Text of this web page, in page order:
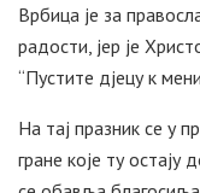
Врбица је за
радости, јер је
“Пустите дјецу к
На тај празник се у
гране које ту остају